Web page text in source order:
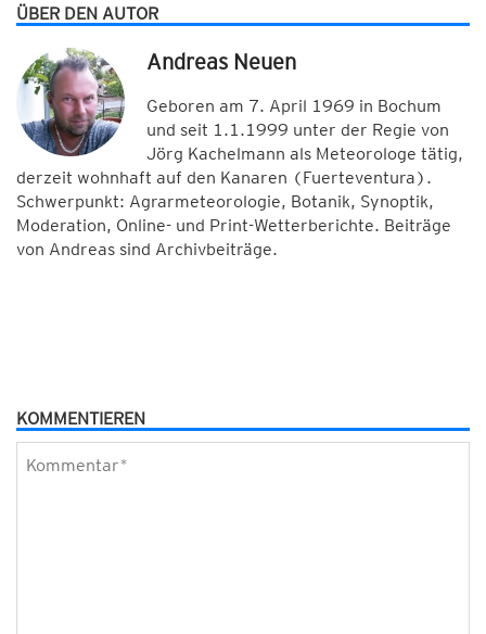
ÜBER DEN AUTOR
Andreas Neuen
Geboren am 7. April 1969 in Bochum
und seit 1.1.1999 unter der Regie von
Jörg Kachelmann als Meteorologe tätig,
derzeit wohnhaft auf den Kanaren (Fuerteventura).
Schwerpunkt: Agrarmeteorologie, Botanik, Synoptik,
Moderation, Online- und Print-Wetterberichte. Beiträge
von Andreas sind Archivbeiträge.
KOMMENTIEREN